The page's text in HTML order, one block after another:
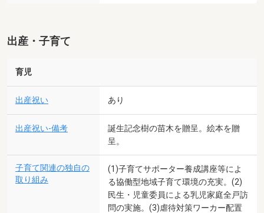
出産・子育て
育児
出産祝い あり
出産祝い-備考
誕生記念樹の苗木を贈呈。絵本を贈
呈。
子育て関連の独自の
取り組み
(1)子育てサポーター養成講座等によ
る協働型地域子育て環境の充実。(2)
民生・児童委員による乳児家庭全戸訪
問の実施。(3)虐待対策ワーカー配置